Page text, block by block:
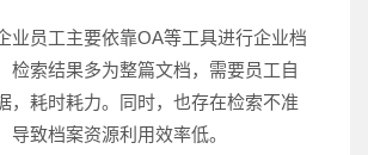
业员工主要依靠OA等工具进行企业档
检索结果多为整篇文档，需要员工自
，耗时耗力。同时，也存在检索不准
导致档案资源利用效率低。